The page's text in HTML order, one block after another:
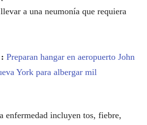
a una neumonía que requiera
Preparan hangar en aeropuerto John
York para albergar mil
enfermedad incluyen tos, fiebre,